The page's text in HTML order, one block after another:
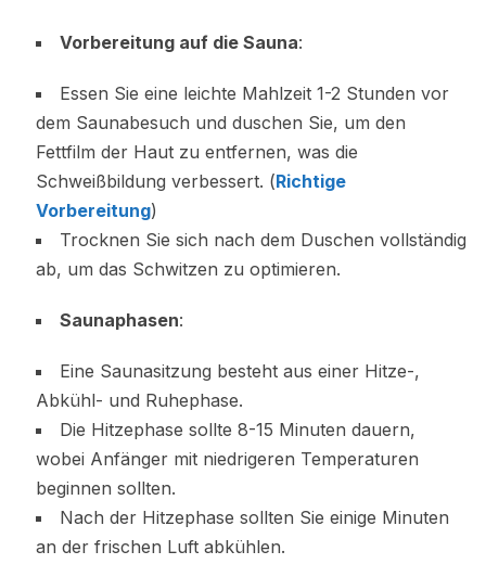
Vorbereitung auf die Sauna:
Essen Sie eine leichte Mahlzeit 1-2 Stunden vor
dem Saunabesuch und duschen Sie, um den
Fettfilm der Haut zu entfernen, was die
Schweißbildung verbessert. (Richtige
Vorbereitung)
Trocknen Sie sich nach dem Duschen vollständig
ab, um das Schwitzen zu optimieren.
Saunaphasen:
Eine Saunasitzung besteht aus einer Hitze-,
Abkühl- und Ruhephase.
Die Hitzephase sollte 8-15 Minuten dauern,
wobei Anfänger mit niedrigeren Temperaturen
beginnen sollten.
Nach der Hitzephase sollten Sie einige Minuten
an der frischen Luft abkühlen.